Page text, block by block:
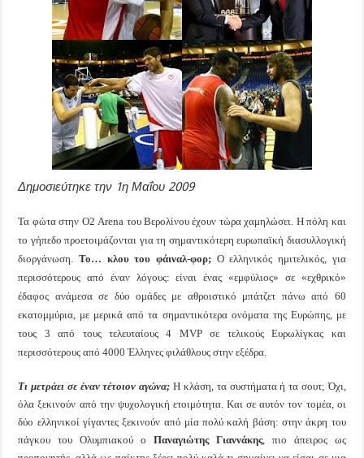
Δημοσιεύτηκε την 1η Μαΐου 2009
Τα φώτα στην Ο2 Arena του Βερολίνου έχουν τώρα χαμηλώσει. Η πόλη και
το γήπεδο προετοιμάζονται για τη σημαντικότερη ευρωπαϊκή διασυλλογική
διοργάνωση. Το… κλου του φάιναλ-φορ; Ο ελληνικός ημιτελικός, για
περισσότερους από έναν λόγους: είναι ένας «εμφύλιος» σε «εχθρικό»
έδαφος ανάμεσα σε δύο ομάδες με αθροιστικό μπάτζετ πάνω από 60
εκατομμύρια, με μερικά από τα σημαντικότερα ονόματα της Ευρώπης, με
τους 3 από τους τελευταίους 4 MVP σε τελικούς Ευρωλίγκας και
περισσότερους από 4000 Έλληνες φιλάθλους στην εξέδρα.
Τι μετράει σε έναν τέτοιον αγώνα;Η κλάση, τα συστήματα ή τα σουτ; Όχι,
όλα ξεκινούν από την ψυχολογική ετοιμότητα. Και σε αυτόν τον τομέα, οι
δύο ελληνικοί γίγαντες ξεκινούν από μία πολύ καλή βάση: στην άκρη του
πάγκου του Ολυμπιακού ο Παναγιώτης Γιαννάκης, πιο άπειρος ως